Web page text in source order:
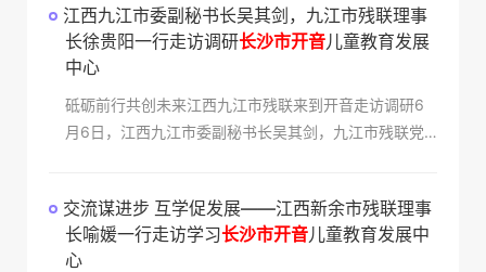
理
江西九江市委副秘书长吴其剑，九江市残联理事
长徐贵阳一行走访调研长沙市开音儿童教育发展
中心
砥砺前行共创未来江西九江市残联来到开音走访调研6
月6日，江西九江市委副秘书长吴其剑，九江市残联党
爱的开音
交流谋进步 互学促发展——江西新余市残联理事
长喻媛一行走访学习长沙市开音儿童教育发展中
心